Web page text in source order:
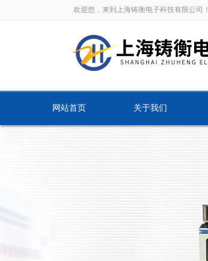
欢迎您，来到上海铸衡电子科技有限公司！
网站首页 关于我们